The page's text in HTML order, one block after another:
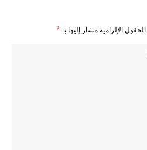
الحقول الإلزامية مشار إليها بـ *